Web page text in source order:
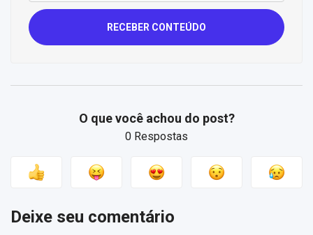
RECEBER CONTEÚDO
O que você achou do post?
0 Respostas
Deixe seu comentário